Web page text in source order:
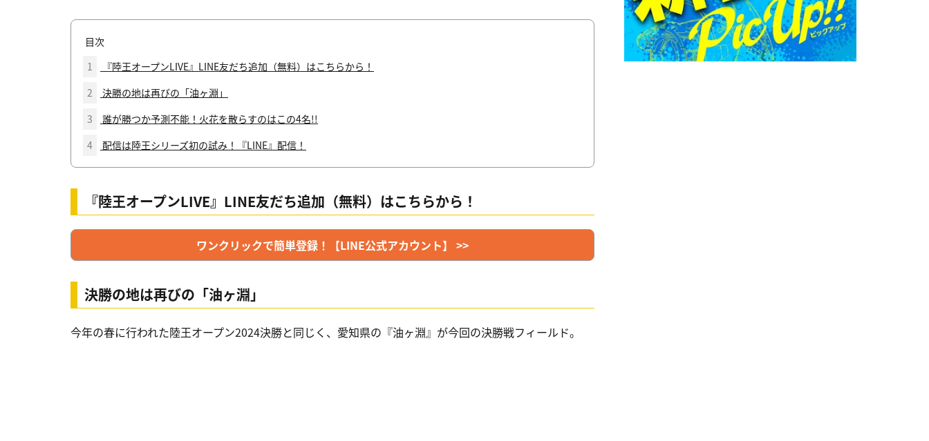
目次
1
『陸王オープンLIVE』LINE友だち追加（無料）はこちらから！
2
決勝の地は再びの「油ヶ淵」
3
誰が勝つか予測不能！火花を散らすのはこの4名!!
4
配信は陸王シリーズ初の試み！『LINE』配信！
『陸王オープンLIVE』LINE友だち追加（無料）はこちらから！
ワンクリックで簡単登録！【LINE公式アカウント】 >>
決勝の地は再びの「油ヶ淵」
今年の春に行われた陸王オープン2024決勝と同じく、愛知県の『油ヶ淵』が今回の決勝戦フィールド。